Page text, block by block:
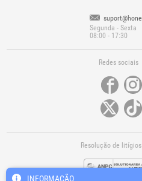
Segunda - Sexta
08:00 - 17:30
Redes sociais
Resolução de litígios
INFORMAÇÃO